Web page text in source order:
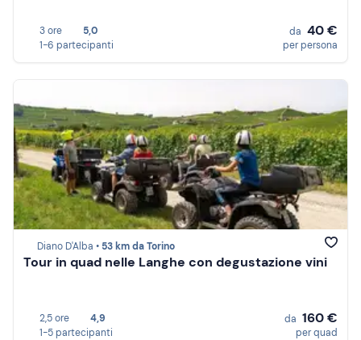
3 ore
5,0
1-6 partecipanti
da 40 €
per persona
Diano D'Alba • 53 km da Torino
Tour in quad nelle Langhe con degustazione vini
2,5 ore
4,9
1-5 partecipanti
da 160 €
per quad